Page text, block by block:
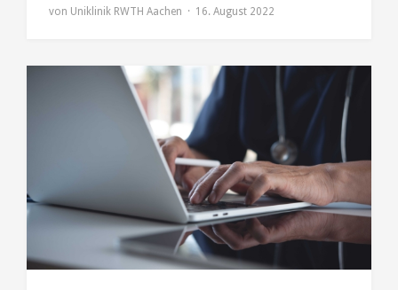
von Uniklinik RWTH Aachen 16. August 2022